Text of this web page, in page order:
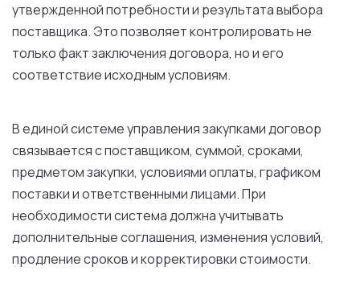
утвержденной потребности и результата выбора
поставщика. Это позволяет контролировать не
только факт заключения договора, но и его
соответствие исходным условиям.
В единой системе управления закупками договор
связывается с поставщиком, суммой, сроками,
предметом закупки, условиями оплаты, графиком
поставки и ответственными лицами. При
необходимости система должна учитывать
дополнительные соглашения, изменения условий,
продление сроков и корректировки стоимости.